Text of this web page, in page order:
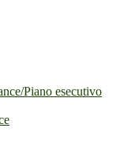
Piano esecutivo